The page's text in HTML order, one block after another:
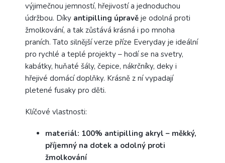
výjimečnou jemností, hřejivostí a jednoduchou
údržbou. Díky antipilling úpravě je odolná proti
žmolkování, a tak zůstává krásná i po mnoha
praních. Tato silnější verze příze Everyday je ideální
pro rychlé a teplé projekty – hodí se na svetry,
kabátky, huňaté šály, čepice, nákrčníky, deky i
hřejivé domácí doplňky. Krásně z ní vypadají
pletené fusaky pro děti.
Klíčové vlastnosti:
materiál: 100% antipilling akryl – měkký,
příjemný na dotek a odolný proti
žmolkování